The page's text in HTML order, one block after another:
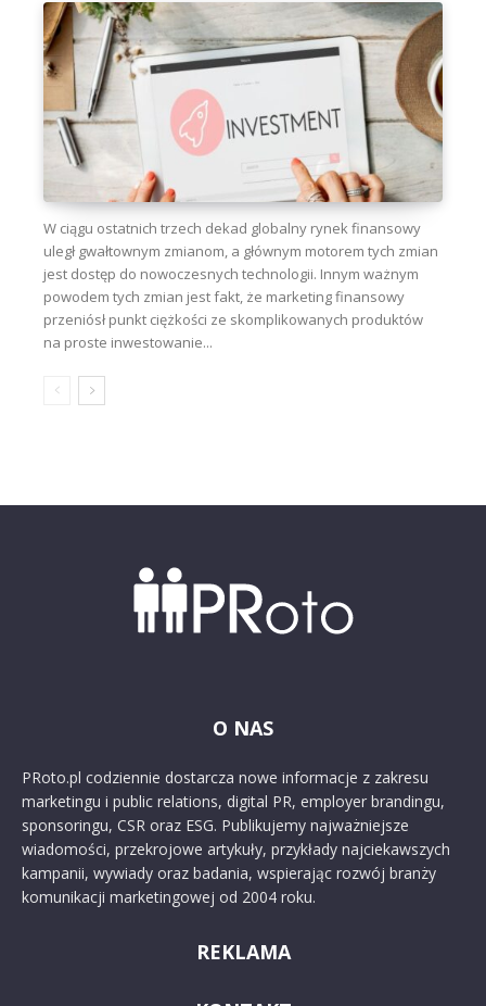
W ciągu ostatnich trzech dekad globalny rynek finansowy
uległ gwałtownym zmianom, a głównym motorem tych zmian
jest dostęp do nowoczesnych technologii. Innym ważnym
powodem tych zmian jest fakt, że marketing finansowy
przeniósł punkt ciężkości ze skomplikowanych produktów
na proste inwestowanie...
O NAS
PRoto.pl codziennie dostarcza nowe informacje z zakresu
marketingu i public relations, digital PR, employer brandingu,
sponsoringu, CSR oraz ESG. Publikujemy najważniejsze
wiadomości, przekrojowe artykuły, przykłady najciekawszych
kampanii, wywiady oraz badania, wspierając rozwój branży
komunikacji marketingowej od 2004 roku.
REKLAMA